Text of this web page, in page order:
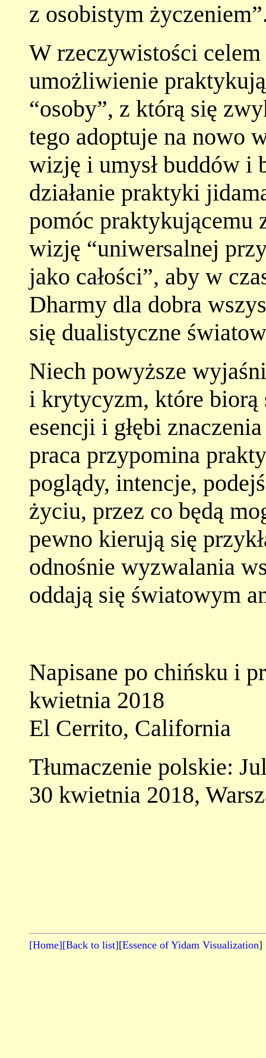
z osobistym
W rzeczywistości
umożliwienie
“osoby”, z którą się
tego adoptuje na nowo
wizję i umysł buddów i
działanie praktyki
pomóc praktykującemu
wizję “uniwersalnej
jako całości”, aby w
Dharmy dla dobra
się dualistyczne
Niech powyższe
i krytycyzm, które biorą
esencji i głębi
praca przypomina
poglądy, intencje,
życiu, przez co będą
pewno kierują się
odnośnie wyzwalania
oddają się światowym
Napisane po chińsku i
kwietnia 2018
El Cerrito, California
Tłumaczenie polskie:
30 kwietnia 2018,
[Home][Back to list][Essence of Yidam Visualization]